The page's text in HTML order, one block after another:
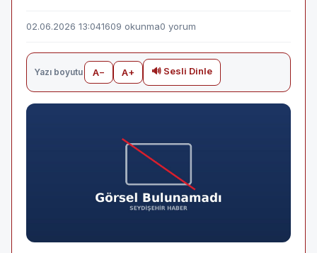
02.06.2026 13:041609 okunma0 yorum
Yazı boyutu A− A+ 🔊 Sesli Dinle